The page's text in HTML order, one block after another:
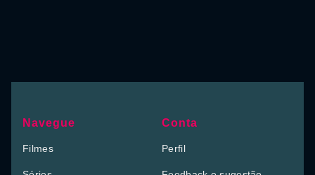
Navegue
Filmes
Conta
Perfil